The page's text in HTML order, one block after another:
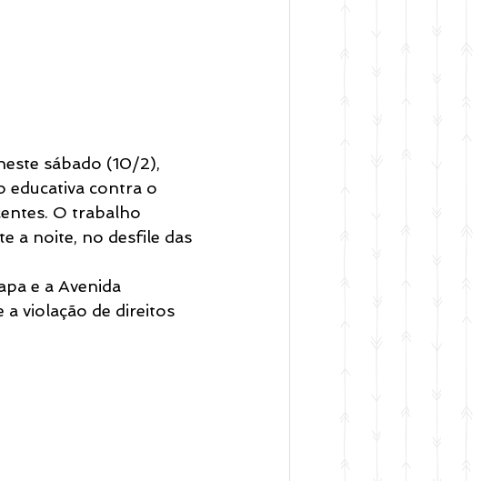
sábado (10/2),
educativa contra o
O trabalho
a noite, no desfile das
e a Avenida
violação de direitos